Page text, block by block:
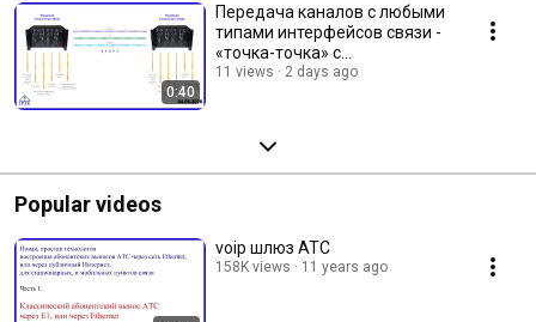
0:40
Передача каналов с любыми
типами интерфейсов связи -
«точка-точка» с
резервированием по схеме
11 views 2 days ago
Popular videos
voip шлюз АТС
158K views 11 years ago